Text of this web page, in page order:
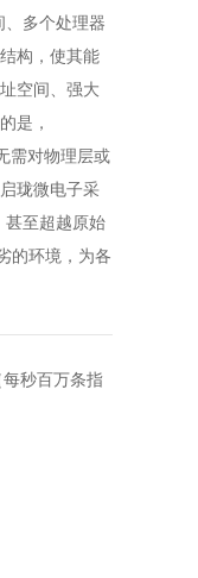
环保。
多个处理器
构，使其能
空间、强大
是，
需对物理层或
珑微电子采
甚至超越原始
的环境，为各
秒百万条指